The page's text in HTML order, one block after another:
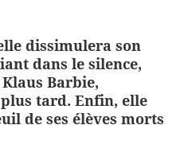
dissimulera son
dans le silence,
Barbie,
tard. Enfin, elle
de ses élèves morts